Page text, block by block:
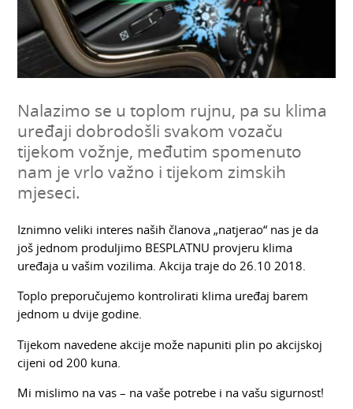
Nalazimo se u toplom rujnu, pa su klima
uređaji dobrodošli svakom vozaču
tijekom vožnje, međutim spomenuto
nam je vrlo važno i tijekom zimskih
mjeseci.
Iznimno veliki interes naših članova „natjerao“ nas je da
još jednom produljimo BESPLATNU provjeru klima
uređaja u vašim vozilima. Akcija traje do 26.10 2018.
Toplo preporučujemo kontrolirati klima uređaj barem
jednom u dvije godine.
Tijekom navedene akcije može napuniti plin po akcijskoj
cijeni od 200 kuna.
Mi mislimo na vas – na vaše potrebe i na vašu sigurnost!